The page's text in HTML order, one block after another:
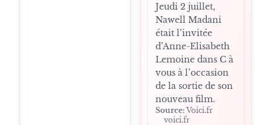
Jeudi 2 juillet,
Nawell Madani
était l’invitée
d’Anne-Elisabeth
Lemoine dans C à
vous à l’occasion
de la sortie de son
nouveau film.
Source: Voici.fr
voici.fr